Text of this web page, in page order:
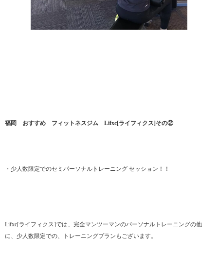
福岡 おすすめ フィットネスジム Lifxc[ライフィクス]その②
・少人数限定でのセミパーソナルトレーニング セッション！！
Lifxc[ライフィクス]では、完全マンツーマンのパーソナルトレーニングの他
に、少人数限定での、トレーニングプランもございます。